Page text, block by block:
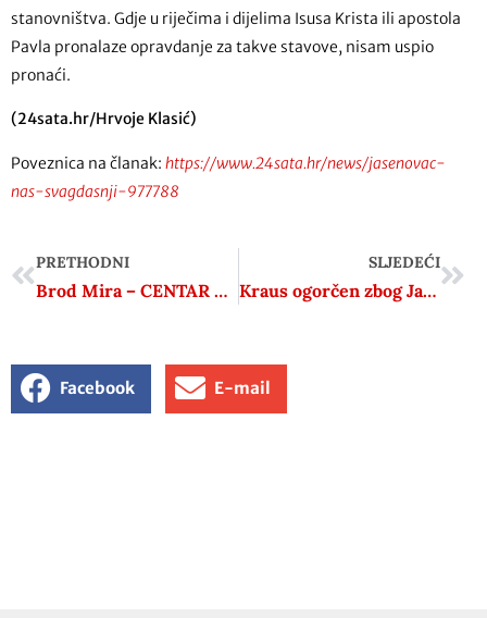
stanovništva. Gdje u riječima i dijelima Isusa Krista ili apostola
Pavla pronalaze opravdanje za takve stavove, nisam uspio
pronaći.
(24sata.hr/Hrvoje Klasić)
Poveznica na članak: https://www.24sata.hr/news/jasenovac-
nas-svagdasnji-977788
PRETHODNI
Brod Mira – CENTAR MIRA
SLJEDEĆI
Kraus ogorčen zbog Jasenovca: ‘Ništa nismo dogovorili, a ‘vrhunac‘ je bio sastanak u Ministarstvu kulture…‘
Facebook E-mail